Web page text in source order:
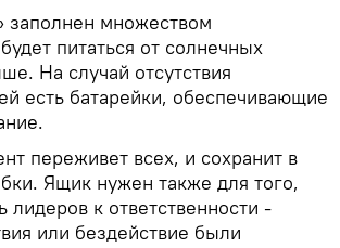
заполнен множеством
питаться от солнечных
На случай отсутствия
есть батарейки, обеспечивающие
переживет всех, и сохранит в
Ящик нужен также для того,
лидеров к ответственности -
или бездействие были